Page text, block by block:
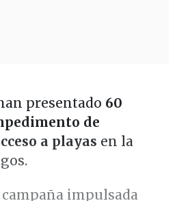
presentado 60
de
a playas en la
impulsada